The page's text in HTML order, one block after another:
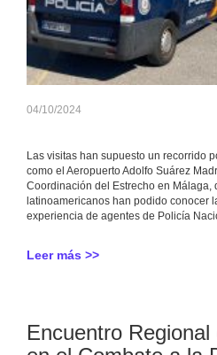
04/10/2024
Las visitas han supuesto un recorrido
como el Aeropuerto Adolfo Suárez
Coordinación del Estrecho en Málaga,
latinoamericanos han podido conocer
experiencia de agentes de Policía
Leer más >>
Encuentro